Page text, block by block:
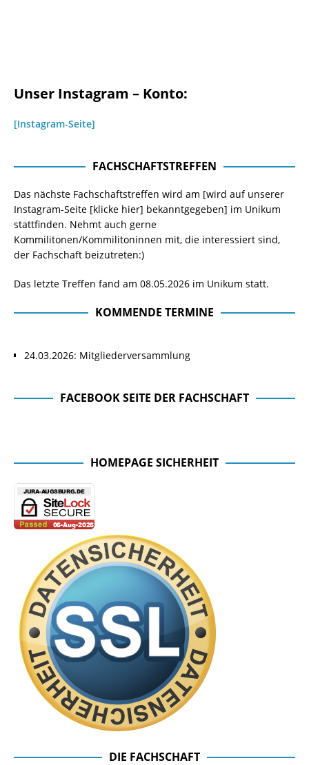
Unser Instagram – Konto:
[Instagram-Seite]
FACHSCHAFTSTREFFEN
Das nächste Fachschaftstreffen wird am [wird auf unserer
Instagram-Seite [klicke hier] bekanntgegeben] im Unikum
stattfinden. Nehmt auch gerne
Kommilitonen/Kommilitoninnen mit, die interessiert sind,
der Fachschaft beizutreten:)
Das letzte Treffen fand am 08.05.2026 im Unikum statt.
KOMMENDE TERMINE
24.03.2026: Mitgliederversammlung
FACEBOOK SEITE DER FACHSCHAFT
HOMEPAGE SICHERHEIT
DIE FACHSCHAFT